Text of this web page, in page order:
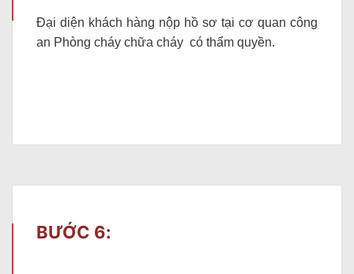
Đại diện khách hàng nộp hồ sơ tại cơ quan công
an Phòng cháy chữa cháy có thẩm quyền.
BƯỚC 6: